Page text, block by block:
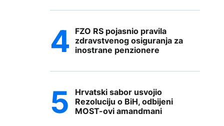
FZO RS pojasnio pravila
zdravstvenog osiguranja za
inostrane penzionere
Hrvatski sabor usvojio
Rezoluciju o BiH, odbijeni
MOST-ovi amandmani